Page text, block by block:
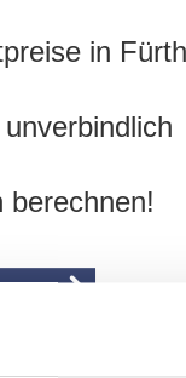
in Fürth
berechnen!